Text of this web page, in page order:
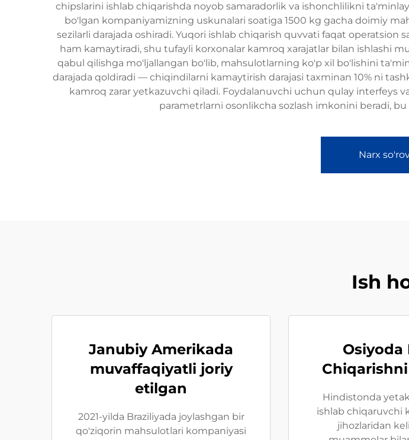
chipslarini ishlab chiqarishda noyob samaradorlik va ishonchlilikni
bo'lgan kompaniyamizning uskunalari soatiga 1500 kg gacha doimiy
sezilarli darajada oshiradi. Yuqori ishlab chiqarish quvvati faqat
ham kamaytiradi, shu tufayli korxonalar kamroq xarajatlar bilan ishlashi
qabul qilishga mo'ljallangan bo'lib, mahsulotlarning ko'p xil bo'lishini
darajada qoldiradi — chiqindilarni kamaytirish darajasi taxminan 10% ni
kamroq zarar yetkazuvchi qiladi. Foydalanuvchi uchun qulay interfeys
parametrlarni osonlikcha sozlash imkonini beradi,
Narx
Ish
Janubiy Amerikada
muvaffaqiyatli joriy
etilgan
2021-yilda Braziliyada joylashgan bir
qo'ziqorin mahsulotlari kompaniyasi
Osiyoda
Hindistonda
ishlab chiqaruvchi
jihozlaridan